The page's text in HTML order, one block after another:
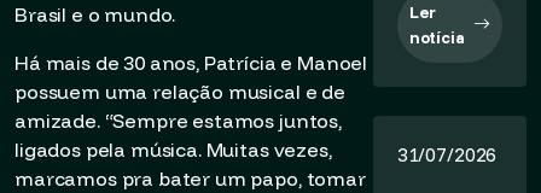
Brasil e o mundo.
Há mais de 30 anos, Patrícia e Manoel
possuem uma relação musical e de
amizade. “Sempre estamos juntos,
ligados pela música. Muitas vezes,
marcamos pra bater um papo, tomar
Ler
notícia
31/07/2026